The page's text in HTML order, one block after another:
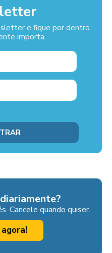
e fique por dentro
importa.
Cancele quando quiser.